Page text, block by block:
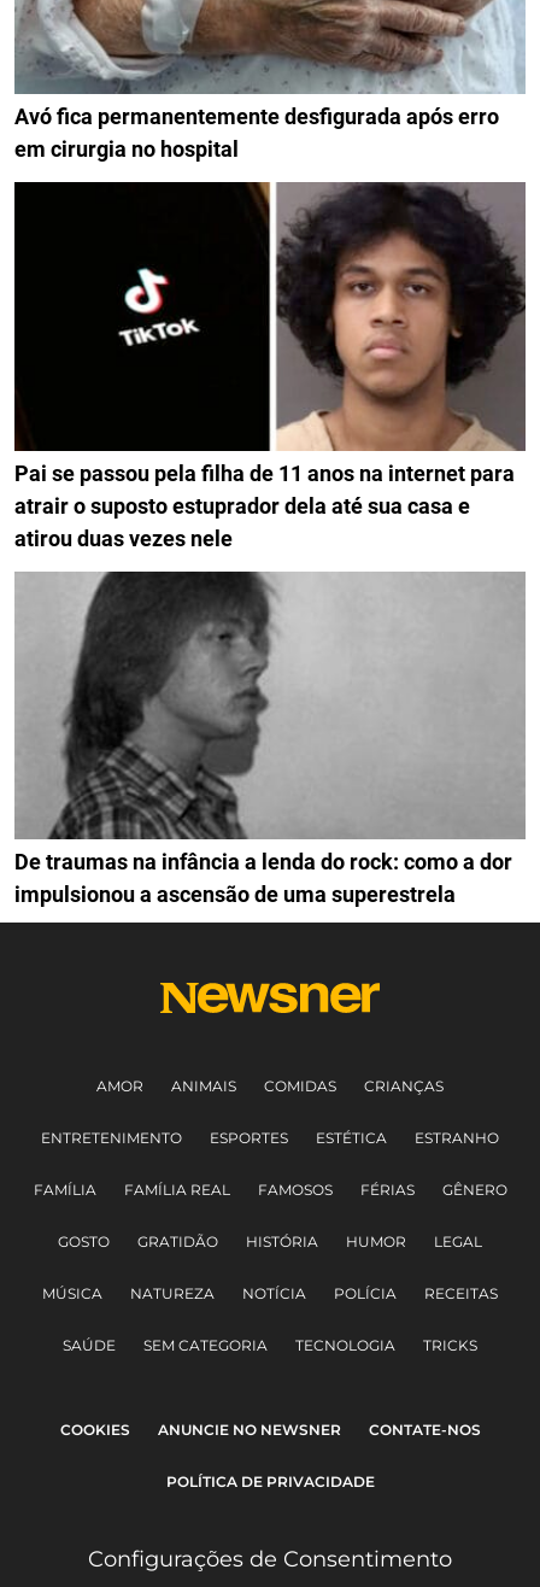
Avó fica permanentemente desfigurada após erro
em cirurgia no hospital
Pai se passou pela filha de 11 anos na internet para
atrair o suposto estuprador dela até sua casa e
atirou duas vezes nele
De traumas na infância a lenda do rock: como a dor
impulsionou a ascensão de uma superestrela
AMOR ANIMAIS COMIDAS CRIANÇAS
ENTRETENIMENTO ESPORTES ESTÉTICA ESTRANHO
FAMÍLIA FAMÍLIA REAL FAMOSOS FÉRIAS GÊNERO
GOSTO GRATIDÃO HISTÓRIA HUMOR LEGAL
MÚSICA NATUREZA NOTÍCIA POLÍCIA RECEITAS
SAÚDE SEM CATEGORIA TECNOLOGIA TRICKS
COOKIES ANUNCIE NO NEWSNER CONTATE-NOS
POLÍTICA DE PRIVACIDADE
Configurações de Consentimento